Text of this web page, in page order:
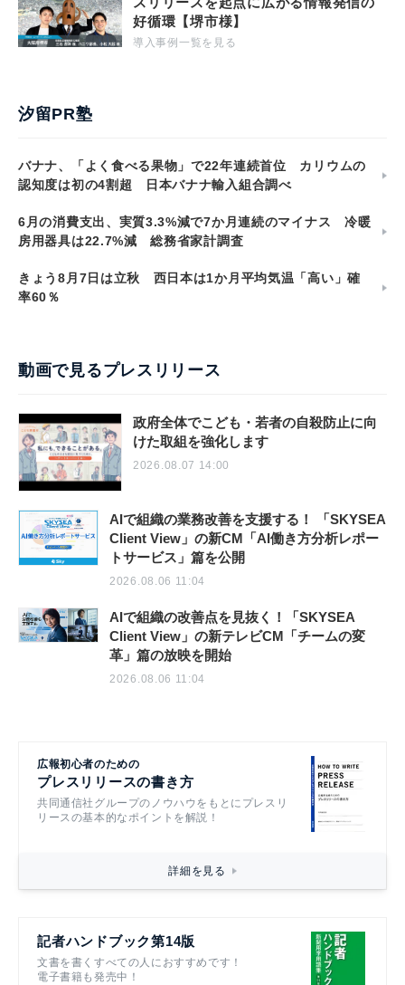
好循環【堺市様】
導入事例一覧を見る
汐留PR塾
バナナ、「よく食べる果物」で22年連続首位 カリウムの
認知度は初の4割超 日本バナナ輸入組合調べ
6月の消費支出、実質3.3%減で7か月連続のマイナス 冷暖
房用器具は22.7%減 総務省家計調査
きょう8月7日は立秋 西日本は1か月平均気温「高い」確
率60％
動画で見るプレスリリース
政府全体でこども・若者の自殺防止に向
けた取組を強化します
2026.08.07 14:00
AIで組織の業務改善を支援する！ 「SKYSEA
Client View」の新CM「AI働き方分析レポー
トサービス」篇を公開
2026.08.06 11:04
AIで組織の改善点を見抜く！「SKYSEA
Client View」の新テレビCM「チームの変
革」篇の放映を開始
2026.08.06 11:04
広報初心者のための
プレスリリースの書き方
共同通信社グループのノウハウをもとにプレスリ
リースの基本的なポイントを解説！
詳細を見る
記者ハンドブック第14版
文書を書くすべての人におすすめです！
電子書籍も発売中！